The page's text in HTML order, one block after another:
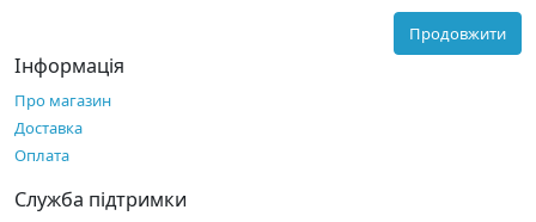
Продовжити
Інформація
Про магазин
Доставка
Оплата
Служба підтримки